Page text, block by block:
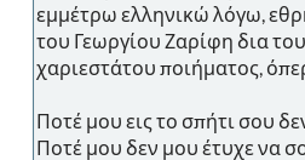
εμμέτρω ελληνικώ λόγω,
του Γεωργίου Ζαρίφη δια
χαριεστάτου ποιήματος,
Ποτέ μου εις το σπήτι σου
Ποτέ μου δεν μου έτυχε να